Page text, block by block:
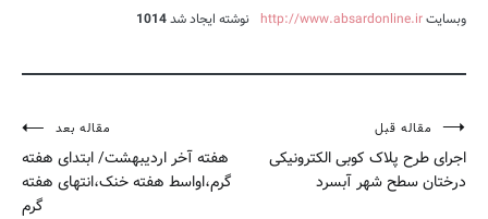
وبسایتhttp://www.absardonline.ir نوشته ایجاد شد1014
راهبری
نوشته
مقاله قبل
اجرای طرح پلاک کوبی الکترونیکی
درختان سطح شهر آبسرد
مقاله بعد
هفته آخر اردیبهشت/ ابتدای هفته
گرم،اواسط هفته خنک،انتهای هفته
گرم